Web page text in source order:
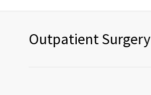
Outpatient Surgery